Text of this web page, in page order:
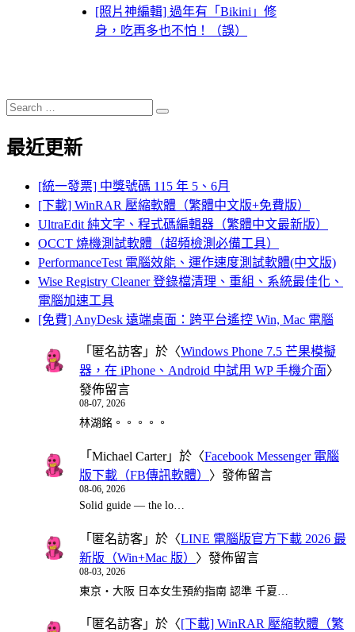
[照片神編輯] 過年有「Bikini」修
身，吃再多也不怕！（誤）
Search
for:
Search
最近更新
[統一發票] 中獎號碼 115 年 5、6月
[下載] WinRAR 壓縮軟體（繁體中文版+免費版）
UltraEdit 純文字、程式碼編輯器（繁體中文最新版）
OCCT 燒機測試軟體（超頻檢測必備工具）
PerformanceTest 電腦效能、運作速度測試軟體(中文版)
Wise Registry Cleaner 登錄檔清理、重組、系統最佳化、
電腦加速工具
[免費] AnyDesk 遠端桌面：跨平台遙控 Win, Mac 電腦
「 匿名訪客 」於〈Windows Phone 7.5 芒果模擬
器，在 iPhone、Android 中試用 WP 手機介面〉
發佈留言
08-07, 2026
林湖銘。。。。。
「 Michael Carter」於〈Facebook Messenger 電腦
版下載（FB傳訊軟體） 〉發佈留言
08-06, 2026
Solid guide — the lo…
「 匿名訪客 」於〈LINE 電腦版官方下載 2026 最
新版（Win+Mac 版） 〉發佈留言
08-03, 2026
東京・大阪 日本女生預約指南 認準 千夏…
「 匿名訪客 」於〈[下載] WinRAR 壓縮軟體（繁